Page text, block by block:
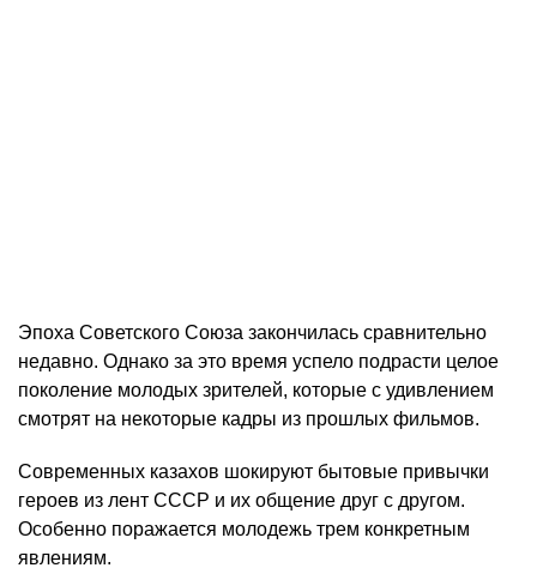
Эпоха Советского Союза закончилась сравнительно
недавно. Однако за это время успело подрасти целое
поколение молодых зрителей, которые с удивлением
смотрят на некоторые кадры из прошлых фильмов.
Современных казахов шокируют бытовые привычки
героев из лент СССР и их общение друг с другом.
Особенно поражается молодежь трем конкретным
явлениям.